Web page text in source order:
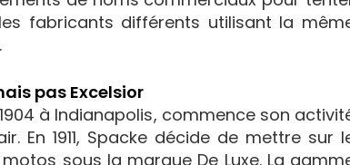
fabricants différents utilisant la
pas Excelsior
à Indianapolis, commence son
En 1911, Spacke décide de mettre sur
sous la marque De Luxe. La